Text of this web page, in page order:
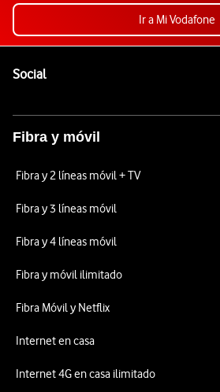
Ir a Mi Vodafone
SocialEnlaces a las redes sociales de
Fibra y móvil
Fibra y 2 líneas móvil + TV
Fibra y 3 líneas móvil
Fibra y 4 líneas móvil
Fibra y móvil ilimitado
Fibra Móvil y Netflix
Internet en casa
Internet 4G en casa ilimitado